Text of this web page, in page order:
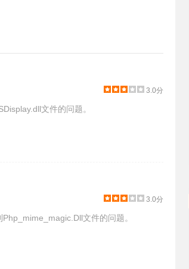
3.0分
文件的问题。
3.0分
文件的问题。